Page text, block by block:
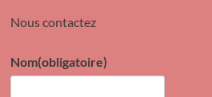
Nous contactez
Nom(obligatoire)